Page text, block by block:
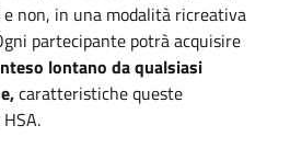
non, in una modalità ricreativa
partecipante potrà acquisire
lontano da qualsiasi
caratteristiche queste